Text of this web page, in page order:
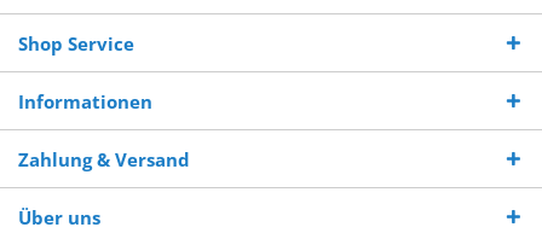
Shop Service
Informationen
Zahlung & Versand
Über uns